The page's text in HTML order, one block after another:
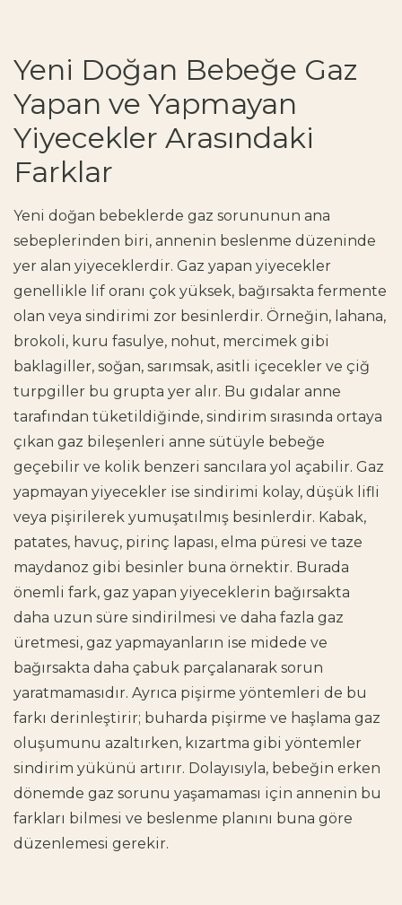
Yeni Doğan Bebeğe Gaz
Yapan ve Yapmayan
Yiyecekler Arasındaki
Farklar
Yeni doğan bebeklerde gaz sorununun ana
sebeplerinden biri, annenin beslenme düzeninde
yer alan yiyeceklerdir. Gaz yapan yiyecekler
genellikle lif oranı çok yüksek, bağırsakta fermente
olan veya sindirimi zor besinlerdir. Örneğin, lahana,
brokoli, kuru fasulye, nohut, mercimek gibi
baklagiller, soğan, sarımsak, asitli içecekler ve çiğ
turpgiller bu grupta yer alır. Bu gıdalar anne
tarafından tüketildiğinde, sindirim sırasında ortaya
çıkan gaz bileşenleri anne sütüyle bebeğe
geçebilir ve kolik benzeri sancılara yol açabilir. Gaz
yapmayan yiyecekler ise sindirimi kolay, düşük lifli
veya pişirilerek yumuşatılmış besinlerdir. Kabak,
patates, havuç, pirinç lapası, elma püresi ve taze
maydanoz gibi besinler buna örnektir. Burada
önemli fark, gaz yapan yiyeceklerin bağırsakta
daha uzun süre sindirilmesi ve daha fazla gaz
üretmesi, gaz yapmayanların ise midede ve
bağırsakta daha çabuk parçalanarak sorun
yaratmamasıdır. Ayrıca pişirme yöntemleri de bu
farkı derinleştirir; buharda pişirme ve haşlama gaz
oluşumunu azaltırken, kızartma gibi yöntemler
sindirim yükünü artırır. Dolayısıyla, bebeğin erken
dönemde gaz sorunu yaşamaması için annenin bu
farkları bilmesi ve beslenme planını buna göre
düzenlemesi gerekir.